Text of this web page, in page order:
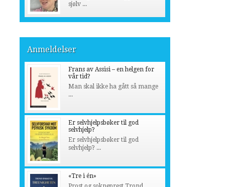
sjølv ...
Anmeldelser
Frans av Assisi – en helgen for
vår tid?
Man skal ikke ha gått så mange
...
Er selvhjelpsbøker til god
selvhjelp?
Er selvhjelpsbøker til god
selvhjelp? ...
«Tre i én»